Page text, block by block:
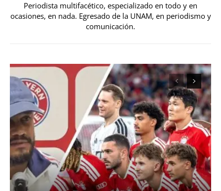
Periodista multifacético, especializado en todo y en
ocasiones, en nada. Egresado de la UNAM, en periodismo y
comunicación.